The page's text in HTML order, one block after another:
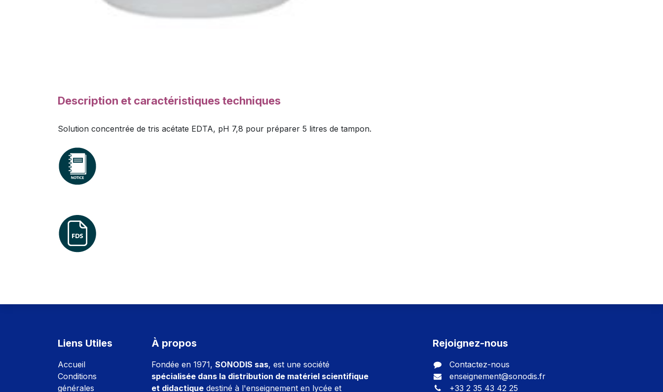
Description et caractéristiques techniques
Solution concentrée de tris acétate EDTA, pH 7,8 pour préparer 5 litres de tampon.
Liens Utiles
Accueil
Conditions
générales
À propos
Fondée en 1971, SONODIS sas, est une société
spécialisée dans la distribution de matériel scientifique
et didactique destiné à l'enseignement en lycée et
Rejoignez-nous
Contactez-nous
enseignement@sonodis.fr
+33 2 35 43 42 25